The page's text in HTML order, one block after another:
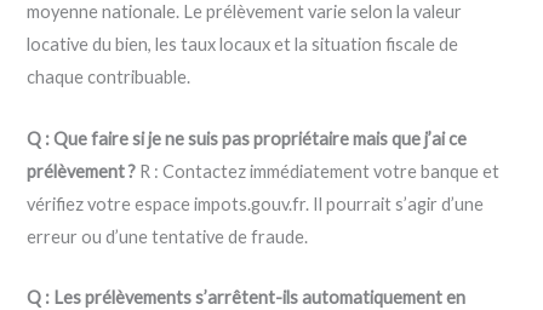
moyenne nationale. Le prélèvement varie selon la valeur
locative du bien, les taux locaux et la situation fiscale de
chaque contribuable.
Q : Que faire si je ne suis pas propriétaire mais que j’ai ce
prélèvement ? R : Contactez immédiatement votre banque et
vérifiez votre espace impots.gouv.fr. Il pourrait s’agir d’une
erreur ou d’une tentative de fraude.
Q : Les prélèvements s’arrêtent-ils automatiquement en